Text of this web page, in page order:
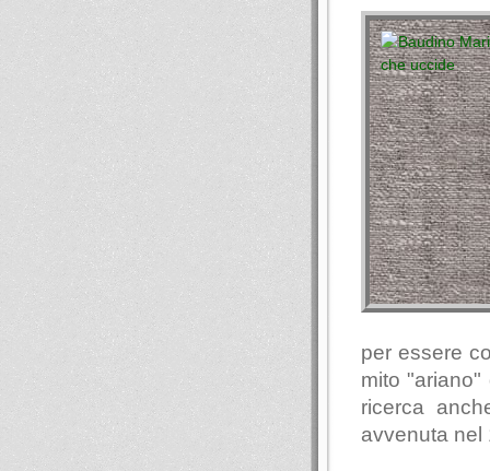
per essere
mito
ricerca
avvenuta nel